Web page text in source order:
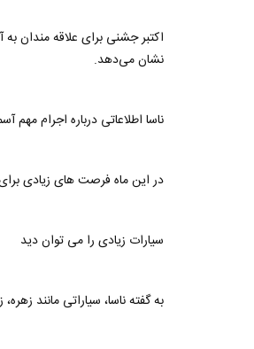
اکتبر جشنی برای علاقه مندان
نشان می‌دهد.
ناسا اطلاعاتی درباره اجرام
در این ماه فرصت های زیادی
سیارات زیادی را می توان دید
به گفته ناسا، سیاراتی مانند